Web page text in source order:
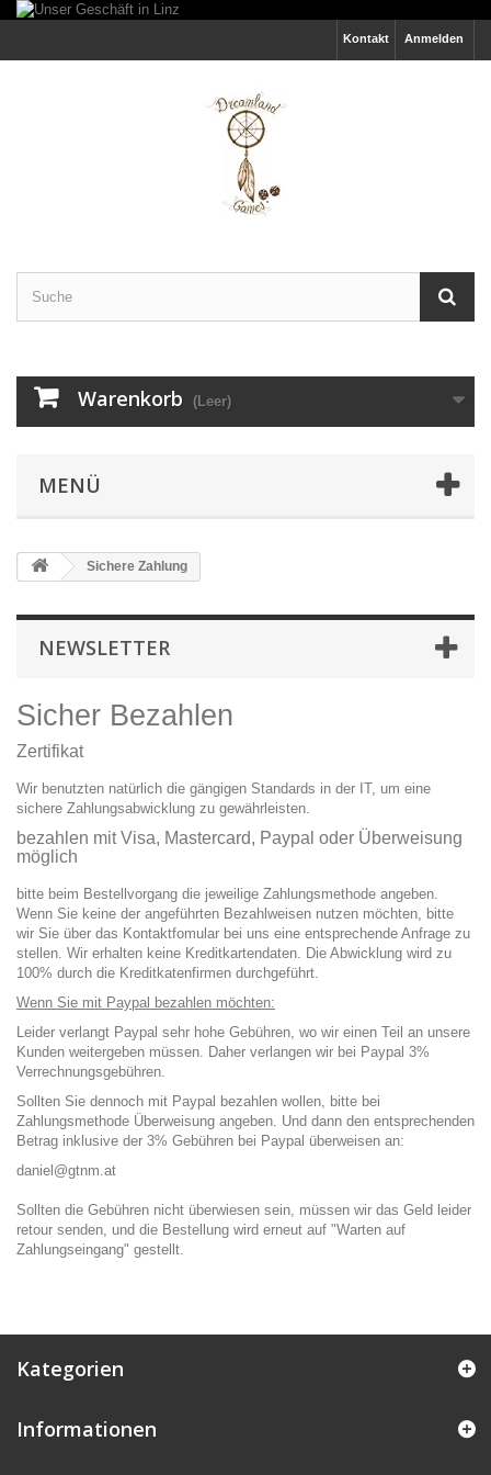
Anmelden
Kontakt
Warenkorb (Leer)
MENÜ
Sichere Zahlung
NEWSLETTER
Sicher Bezahlen
Zertifikat
Wir benutzten natürlich die gängigen Standards in der IT, um eine
sichere Zahlungsabwicklung zu gewährleisten.
bezahlen mit Visa, Mastercard, Paypal oder Überweisung
möglich
bitte beim Bestellvorgang die jeweilige Zahlungsmethode angeben.
Wenn Sie keine der angeführten Bezahlweisen nutzen möchten, bitte
wir Sie über das Kontaktfomular bei uns eine entsprechende Anfrage zu
stellen. Wir erhalten keine Kreditkartendaten. Die Abwicklung wird zu
100% durch die Kreditkatenfirmen durchgeführt.
Wenn Sie mit Paypal bezahlen möchten:
Leider verlangt Paypal sehr hohe Gebühren, wo wir einen Teil an unsere
Kunden weitergeben müssen. Daher verlangen wir bei Paypal 3%
Verrechnungsgebühren.
Sollten Sie dennoch mit Paypal bezahlen wollen, bitte bei
Zahlungsmethode Überweisung angeben. Und dann den entsprechenden
Betrag inklusive der 3% Gebühren bei Paypal überweisen an:
daniel@gtnm.at
Sollten die Gebühren nicht überwiesen sein, müssen wir das Geld leider
retour senden, und die Bestellung wird erneut auf "Warten auf
Zahlungseingang" gestellt.
Kategorien
Informationen